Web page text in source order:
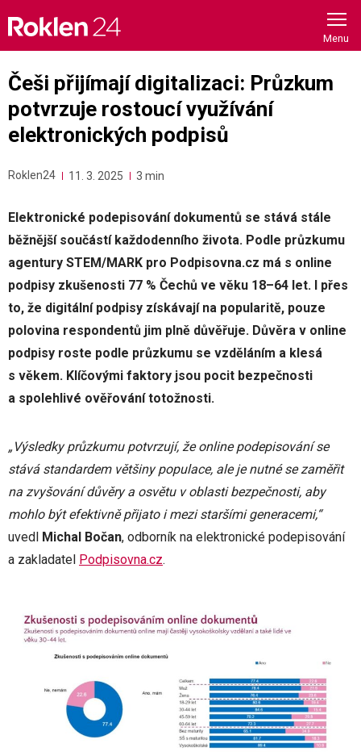
content
Češi přijímají digitalizaci: Průzkum
potvrzuje rostoucí využívání
elektronických podpisů
Roklen24 11. 3. 2025 3 min
Elektronické podepisování dokumentů se stává stále
běžnější součástí každodenního života. Podle průzkumu
agentury STEM/MARK pro Podpisovna.cz má s online
podpisy zkušenosti 77 % Čechů ve věku 18–64 let. I přes
to, že digitální podpisy získávají na popularitě, pouze
polovina respondentů jim plně důvěřuje. Důvěra v online
podpisy roste podle průzkumu se vzděláním a klesá
s věkem. Klíčovými faktory jsou pocit bezpečnosti
a spolehlivé ověřování totožnosti.
„Výsledky průzkumu potvrzují, že online podepisování se
stává standardem většiny populace, ale je nutné se zaměřit
na zvyšování důvěry a osvětu v oblasti bezpečnosti, aby
mohlo být efektivně přijato i mezi staršími generacemi,“
uvedl Michal Bočan, odborník na elektronické podepisování
a zakladatel Podpisovna.cz.